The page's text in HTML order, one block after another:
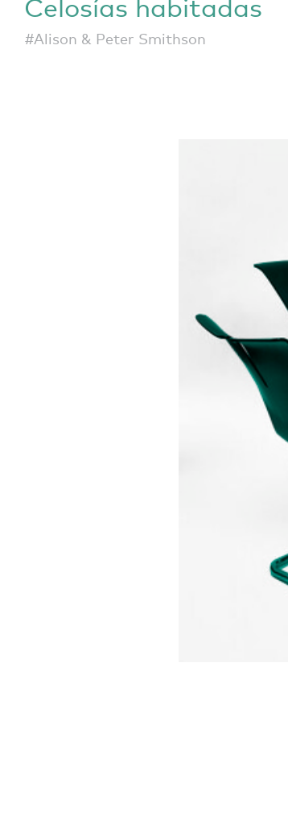
Celosías habitadas
#Alison & Peter Smithson